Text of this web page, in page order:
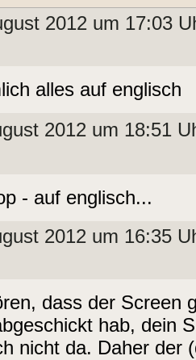
2012 um 17:03
alles auf englisch
2012 um 18:51
- auf englisch...
2012 um 16:35
dass der Screen
hab, dein
nicht da. Daher der